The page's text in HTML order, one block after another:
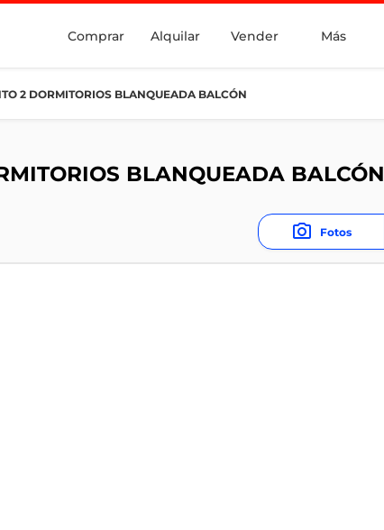
Comprar Alquilar Vender Más
2 DORMITORIOS BLANQUEADA BALCÓN
BLANQUEADA BALCÓN
Fotos